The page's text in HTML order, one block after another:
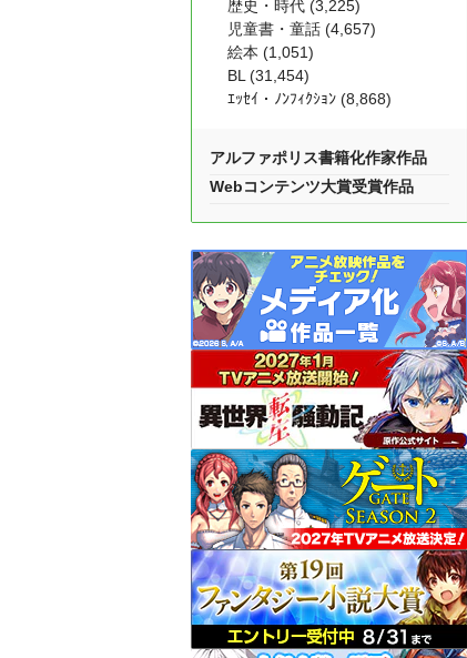
歴史・時代 (3,225)
児童書・童話 (4,657)
絵本 (1,051)
BL (31,454)
ｴｯｾｲ・ﾉﾝﾌｨｸｼｮﾝ (8,868)
アルファポリス書籍化作家作品
Webコンテンツ大賞受賞作品